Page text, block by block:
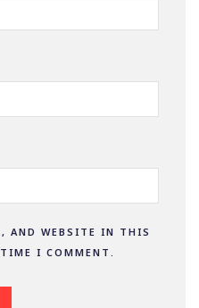
AND WEBSITE IN THIS
I COMMENT.